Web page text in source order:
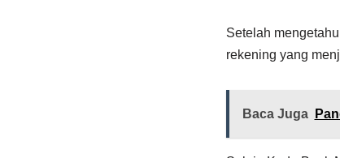
Setelah
rekening yang
Baca Juga